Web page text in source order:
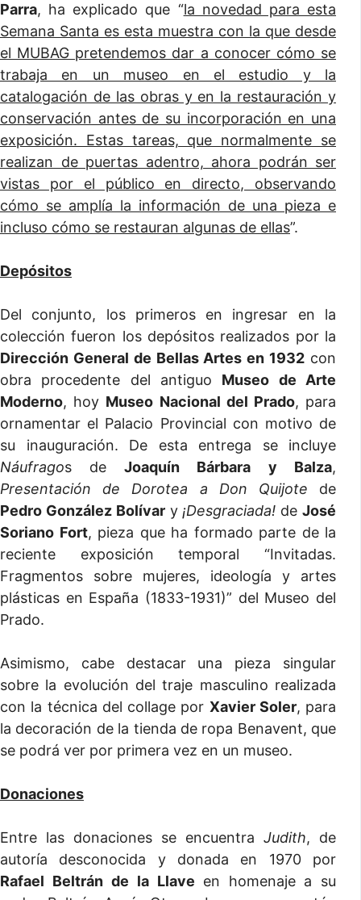
Parra, ha explicado que “la novedad para esta
Semana Santa es esta muestra con la que desde
el MUBAG pretendemos dar a conocer cómo se
trabaja en un museo en el estudio y la
catalogación de las obras y en la restauración y
conservación antes de su incorporación en una
exposición. Estas tareas, que normalmente se
realizan de puertas adentro, ahora podrán ser
vistas por el público en directo, observando
cómo se amplía la información de una pieza e
incluso cómo se restauran algunas de ellas”.
Depósitos
Del conjunto, los primeros en ingresar en la
colección fueron los depósitos realizados por la
Dirección General de Bellas Artes en 1932 con
obra procedente del antiguo Museo de Arte
Moderno, hoy Museo Nacional del Prado, para
ornamentar el Palacio Provincial con motivo de
su inauguración. De esta entrega se incluye
Náufragos de Joaquín Bárbara y Balza,
Presentación de Dorotea a Don Quijote de
Pedro González Bolívary ¡Desgraciada! deJosé
Soriano Fort, pieza que ha formado parte de la
reciente exposición temporal “Invitadas.
Fragmentos sobre mujeres, ideología y artes
plásticas en España (1833-1931)” del Museo del
Prado.
Asimismo, cabe destacar una pieza singular
sobre la evolución del traje masculino realizada
con la técnica del collage por Xavier Soler, para
la decoración de la tienda de ropa Benavent, que
se podrá ver por primera vez en un museo.
Donaciones
Entre las donaciones se encuentra Judith, de
autoría desconocida y donada en 1970 por
Rafael Beltrán de la Llave en homenaje a su